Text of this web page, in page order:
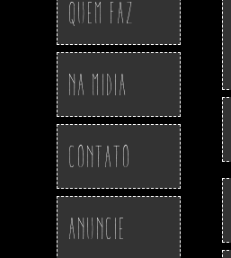
Quem Faz
Na Midia
Contato
Anuncie